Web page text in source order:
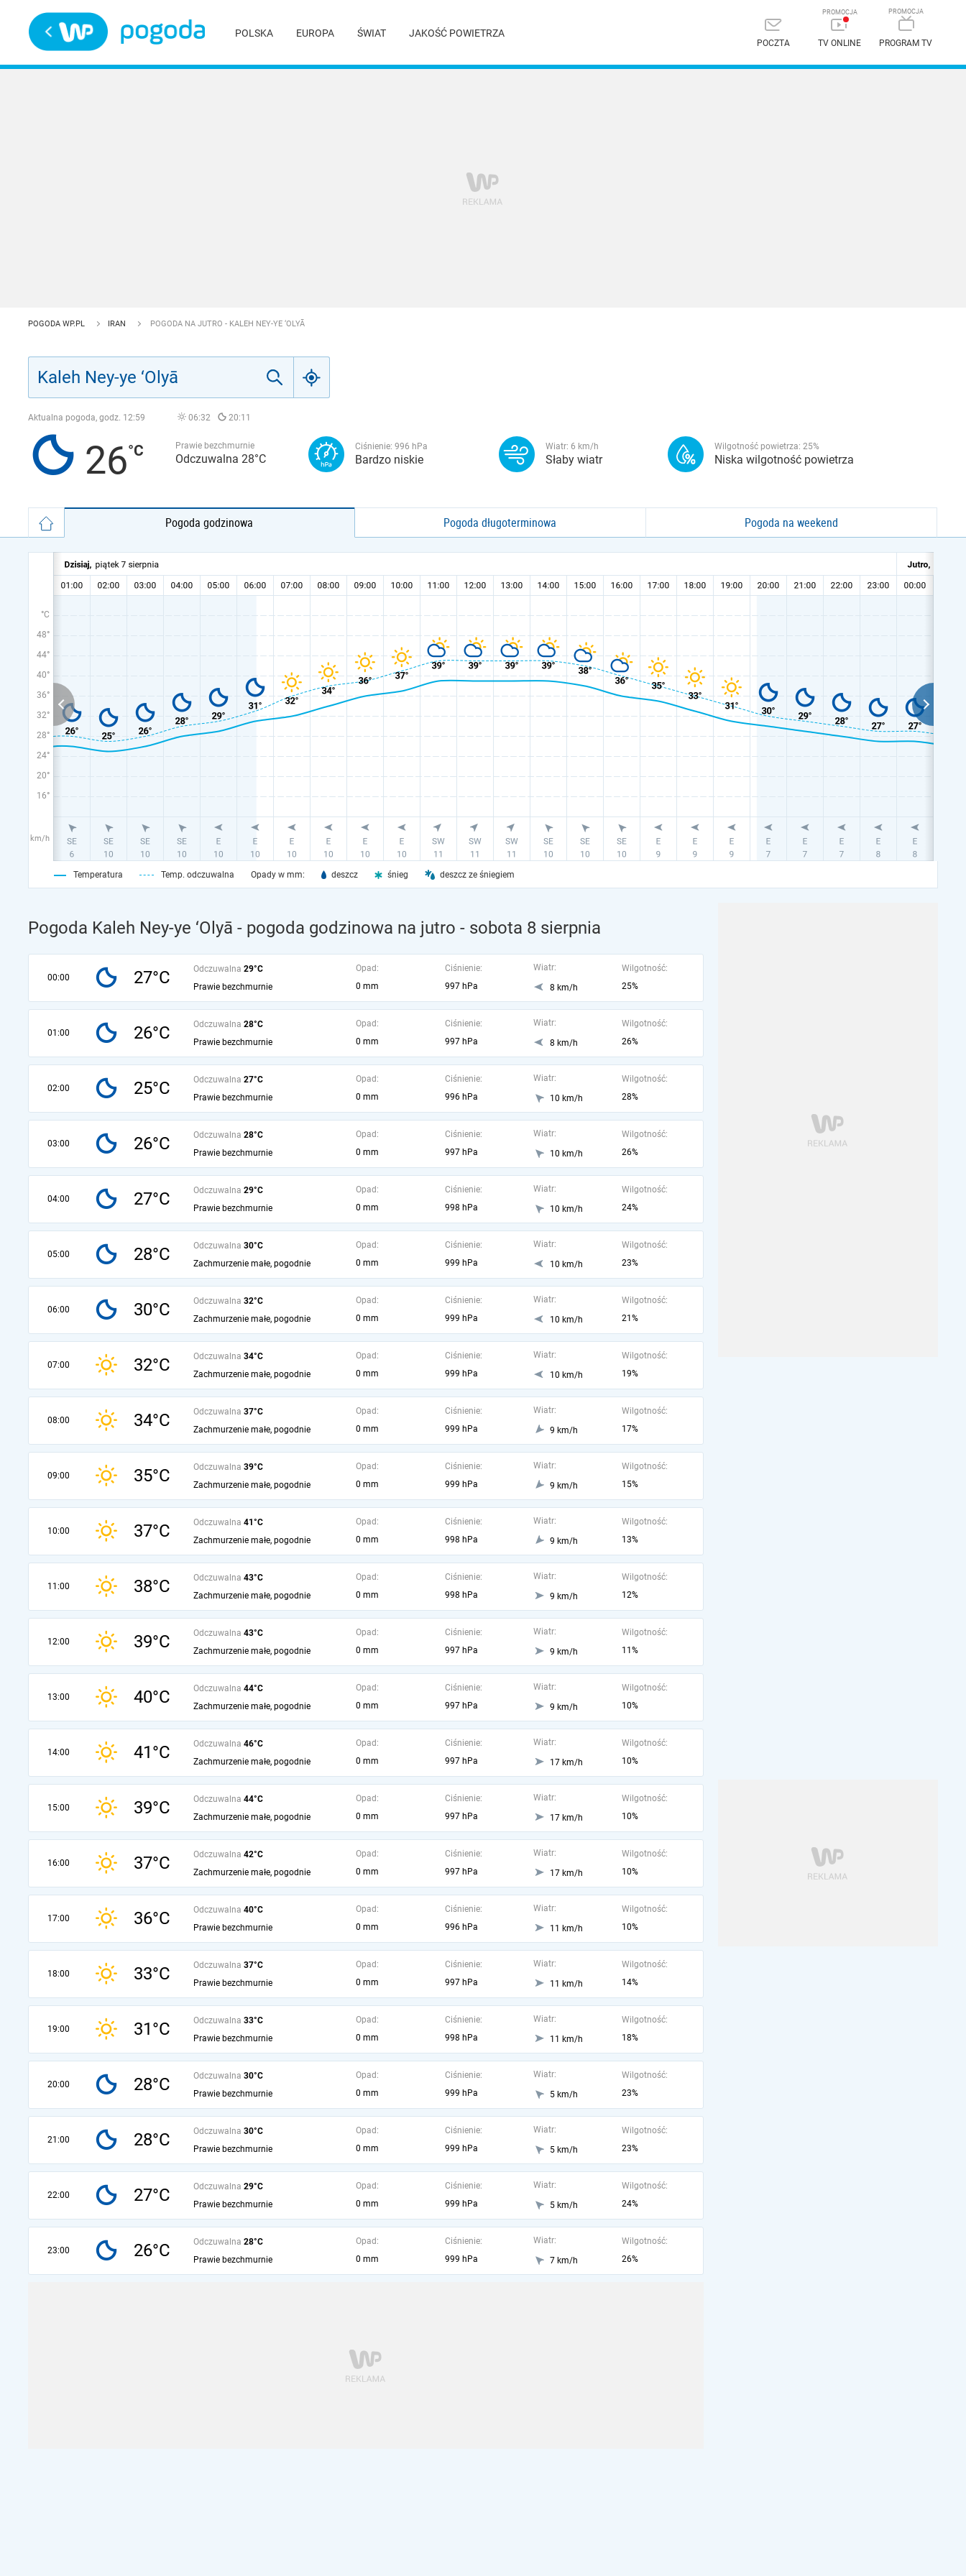
POLSKA EUROPA ŚWIAT JAKOŚĆ POWIETRZA
POCZTA TV ONLINE PROGRAM TV
POGODA WP.PL IRAN POGODA NA JUTRO - KALEH NEY-YE ‘OLYĀ
Aktualna pogoda, godz. 12:59 06:32 20:11
26 Prawie bezchmurnie
Odczuwalna 28°C
Ciśnienie: 996 hPa
Bardzo niskie
Wiatr: 6 km/h
Słaby wiatr
Wilgotność powietrza: 25%
Niska wilgotność powietrza
Pogoda godzinowa Pogoda długoterminowa Pogoda na weekend
°C
48°
44°
40°
36°
32°
28°
24°
20°
16°
km/h
Temperatura Temp. odczuwalna Opady w mm: deszcz śnieg deszcz ze śniegiem
Pogoda Kaleh Ney-ye ‘Olyā - pogoda godzinowa na jutro - sobota 8 sierpnia
00:00 27°C Odczuwalna 29°C
Prawie bezchmurnie
Opad:
0 mm
Ciśnienie:
997 hPa
Wiatr:
8 km/h
Wilgotność:
25%
01:00 26°C Odczuwalna 28°C
Prawie bezchmurnie
Opad:
0 mm
Ciśnienie:
997 hPa
Wiatr:
8 km/h
Wilgotność:
26%
02:00 25°C Odczuwalna 27°C
Prawie bezchmurnie
Opad:
0 mm
Ciśnienie:
996 hPa
Wiatr:
10 km/h
Wilgotność:
28%
03:00 26°C Odczuwalna 28°C
Prawie bezchmurnie
Opad:
0 mm
Ciśnienie:
997 hPa
Wiatr:
10 km/h
Wilgotność:
26%
04:00 27°C Odczuwalna 29°C
Prawie bezchmurnie
Opad:
0 mm
Ciśnienie:
998 hPa
Wiatr:
10 km/h
Wilgotność:
24%
05:00 28°C Odczuwalna 30°C
Zachmurzenie małe, pogodnie
Opad:
0 mm
Ciśnienie:
999 hPa
Wiatr:
10 km/h
Wilgotność:
23%
06:00 30°C Odczuwalna 32°C
Zachmurzenie małe, pogodnie
Opad:
0 mm
Ciśnienie:
999 hPa
Wiatr:
10 km/h
Wilgotność:
21%
07:00 32°C Odczuwalna 34°C
Zachmurzenie małe, pogodnie
Opad:
0 mm
Ciśnienie:
999 hPa
Wiatr:
10 km/h
Wilgotność:
19%
08:00 34°C Odczuwalna 37°C
Zachmurzenie małe, pogodnie
Opad:
0 mm
Ciśnienie:
999 hPa
Wiatr:
9 km/h
Wilgotność:
17%
09:00 35°C Odczuwalna 39°C
Zachmurzenie małe, pogodnie
Opad:
0 mm
Ciśnienie:
999 hPa
Wiatr:
9 km/h
Wilgotność:
15%
10:00 37°C Odczuwalna 41°C
Zachmurzenie małe, pogodnie
Opad:
0 mm
Ciśnienie:
998 hPa
Wiatr:
9 km/h
Wilgotność:
13%
11:00 38°C Odczuwalna 43°C
Zachmurzenie małe, pogodnie
Opad:
0 mm
Ciśnienie:
998 hPa
Wiatr:
9 km/h
Wilgotność:
12%
12:00 39°C Odczuwalna 43°C
Zachmurzenie małe, pogodnie
Opad:
0 mm
Ciśnienie:
997 hPa
Wiatr:
9 km/h
Wilgotność:
11%
13:00 40°C Odczuwalna 44°C
Zachmurzenie małe, pogodnie
Opad:
0 mm
Ciśnienie:
997 hPa
Wiatr:
9 km/h
Wilgotność:
10%
14:00 41°C Odczuwalna 46°C
Zachmurzenie małe, pogodnie
Opad:
0 mm
Ciśnienie:
997 hPa
Wiatr:
17 km/h
Wilgotność:
10%
15:00 39°C Odczuwalna 44°C
Zachmurzenie małe, pogodnie
Opad:
0 mm
Ciśnienie:
997 hPa
Wiatr:
17 km/h
Wilgotność:
10%
16:00 37°C Odczuwalna 42°C
Zachmurzenie małe, pogodnie
Opad:
0 mm
Ciśnienie:
997 hPa
Wiatr:
17 km/h
Wilgotność:
10%
17:00 36°C Odczuwalna 40°C
Prawie bezchmurnie
Opad:
0 mm
Ciśnienie:
996 hPa
Wiatr:
11 km/h
Wilgotność:
10%
18:00 33°C Odczuwalna 37°C
Prawie bezchmurnie
Opad:
0 mm
Ciśnienie:
997 hPa
Wiatr:
11 km/h
Wilgotność:
14%
19:00 31°C Odczuwalna 33°C
Prawie bezchmurnie
Opad:
0 mm
Ciśnienie:
998 hPa
Wiatr:
11 km/h
Wilgotność:
18%
20:00 28°C Odczuwalna 30°C
Prawie bezchmurnie
Opad:
0 mm
Ciśnienie:
999 hPa
Wiatr:
5 km/h
Wilgotność:
23%
21:00 28°C Odczuwalna 30°C
Prawie bezchmurnie
Opad:
0 mm
Ciśnienie:
999 hPa
Wiatr:
5 km/h
Wilgotność:
23%
22:00 27°C Odczuwalna 29°C
Prawie bezchmurnie
Opad:
0 mm
Ciśnienie:
999 hPa
Wiatr:
5 km/h
Wilgotność:
24%
23:00 26°C Odczuwalna 28°C
Prawie bezchmurnie
Opad:
0 mm
Ciśnienie:
999 hPa
Wiatr:
7 km/h
Wilgotność:
26%